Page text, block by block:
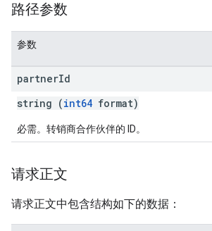
路径参数
参数
partnerId
string (int64 format)
必需。转销商合作伙伴的 ID。
请求正文
请求正文中包含结构如下的数据：